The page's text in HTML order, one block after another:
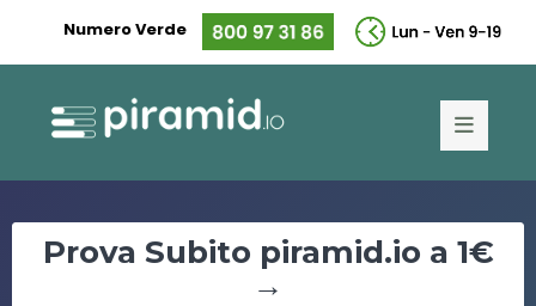
Numero Verde
Prova Subito piramid.io a 1€
→